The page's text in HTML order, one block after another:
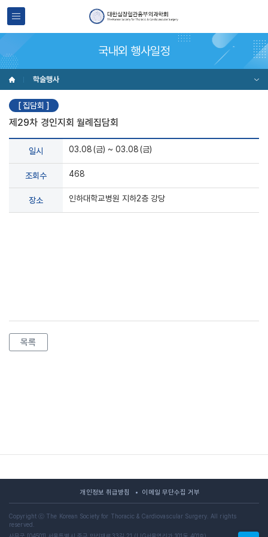
국내외 행사일정
학술행사
[ 집담회 ]
제29차 경인지회 월례집담회
일시 03.08(금) ~ 03.08(금)
조회수 468
장소 인하대학교병원 지하2층 강당
목록
개인정보 취급방침 이메일 무단수집 거부
Copyright ⓒ The Korean Society for Thoracic & Cardiovascular Surgery. All rights
reserved.